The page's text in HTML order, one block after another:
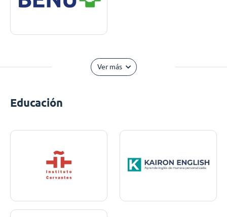
Ver más
Educación